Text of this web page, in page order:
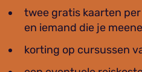
twee gratis kaarten
en iemand die je
korting op cursussen